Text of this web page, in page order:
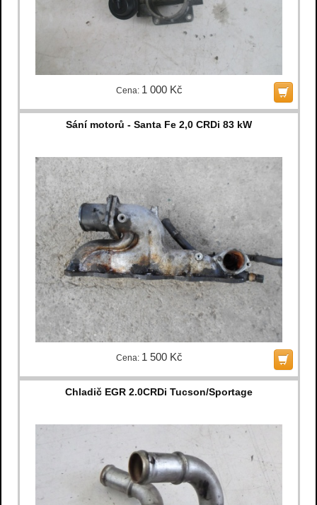
Cena: 1 000 Kč
Sání motorů - Santa Fe 2,0 CRDi 83 kW
Cena: 1 500 Kč
Chladič EGR 2.0CRDi Tucson/Sportage